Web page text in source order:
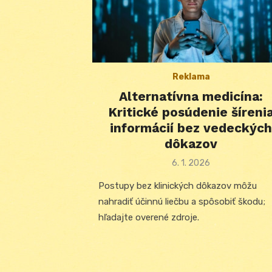
Reklama
Alternatívna medicína:
Kritické posúdenie
informácií bez vedeckých
dôkazov
Posted
6. 1. 2026
Postupy bez klinických dôkazov môžu
nahradiť účinnú liečbu a spôsobiť škodu;
hľadajte overené zdroje.